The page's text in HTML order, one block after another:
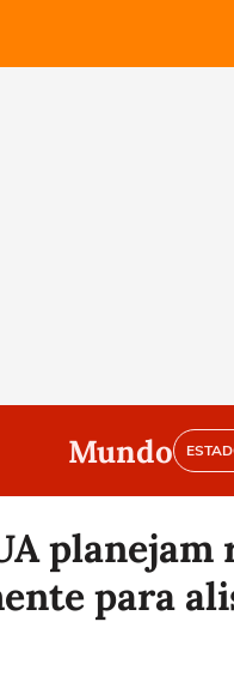
Mundo
para